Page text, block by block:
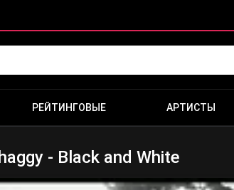
РЕЙТИНГОВЫЕ АРТИСТЫ
- Black and White